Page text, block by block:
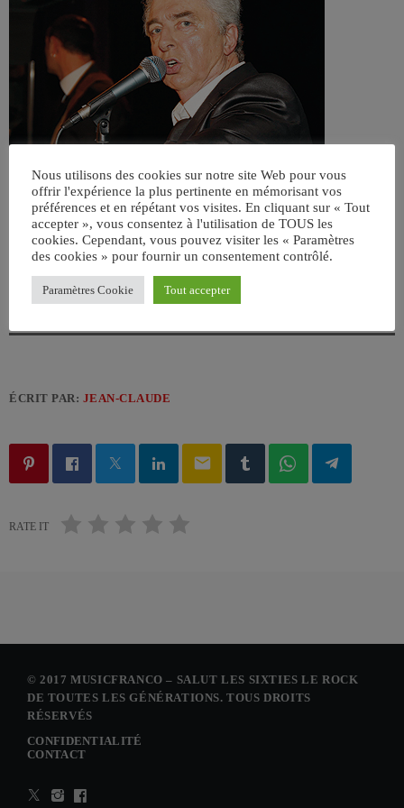
ÉCRIT PAR: JEAN-CLAUDE
email
RATE IT
© 2017 MUSICFRANCO – SALUT LES SIXTIES LE ROCK
DE TOUTES LES GÉNÉRATIONS. TOUS DROITS
RÉSERVÉS
CONFIDENTIALITÉ
CONTACT
Nous utilisons des cookies sur notre site Web pour vous
offrir l'expérience la plus pertinente en mémorisant vos
préférences et en répétant vos visites. En cliquant sur « Tout
accepter », vous consentez à l'utilisation de TOUS les
cookies. Cependant, vous pouvez visiter les « Paramètres
des cookies » pour fournir un consentement contrôlé.
Paramètres Cookie Tout accepter